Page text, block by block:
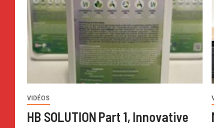
VIDÉOS
HB SOLUTION Part 1, Innovative